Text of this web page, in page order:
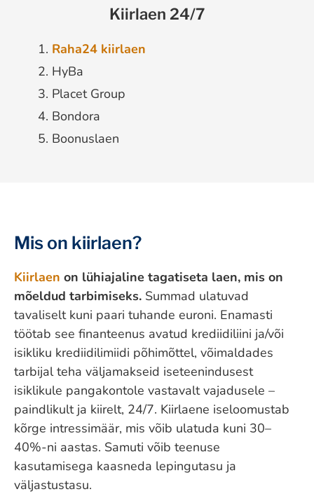
Kiirlaen 24/7
Raha24 kiirlaen
HyBa
Placet Group
Bondora
Boonuslaen
Mis on kiirlaen?
Kiirlaen on lühiajaline tagatiseta laen, mis on
mõeldud tarbimiseks. Summad ulatuvad
tavaliselt kuni paari tuhande euroni. Enamasti
töötab see finanteenus avatud krediidiliini ja/või
isikliku krediidilimiidi põhimõttel, võimaldades
tarbijal teha väljamakseid iseteenindusest
isiklikule pangakontole vastavalt vajadusele –
paindlikult ja kiirelt, 24/7. Kiirlaene iseloomustab
kõrge intressimäär, mis võib ulatuda kuni 30–
40%-ni aastas. Samuti võib teenuse
kasutamisega kaasneda lepingutasu ja
väljastustasu.